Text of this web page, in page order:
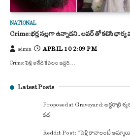
NATIONAL
Crime: భర్త నల్లగా ఉన్నాడని.. లవర్ తో కలిసి భార్య
admin APRIL 10 2:09 PM
Crime: పెళ్లి అనేది కేవలం ఇద్దరి…
Latest Posts
Proposed at Graveyard: అర్ధరాత్రి
కథ!
Reddit Post: “పెళ్లి కావాలంటే అమ్మాయి